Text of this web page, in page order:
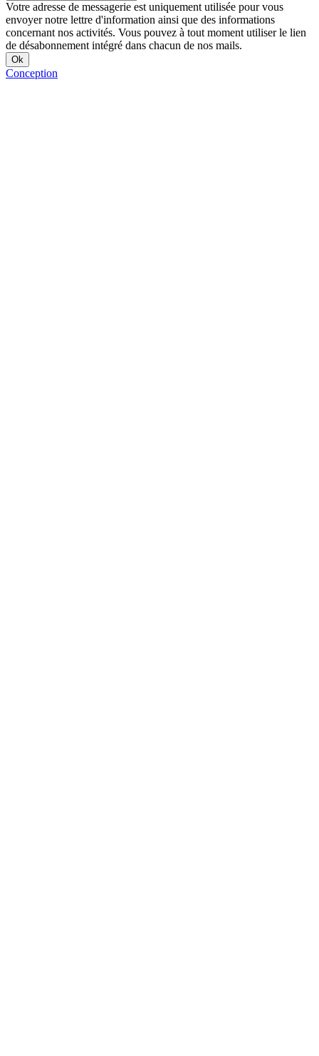
Votre adresse de messagerie est uniquement utilisée pour vous
envoyer notre lettre d'information ainsi que des informations
concernant nos activités. Vous pouvez à tout moment utiliser le lien
de désabonnement intégré dans chacun de nos mails.
Conception